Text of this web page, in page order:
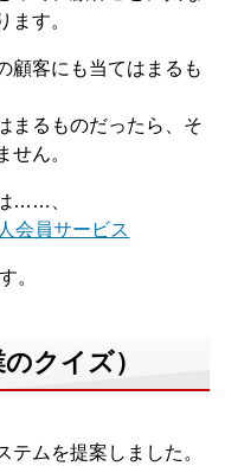
ます。
顧客にも当てはまるも
まるものだったら、そ
せん。
……、
会員サービス
。
クイズ）
テムを提案しました。